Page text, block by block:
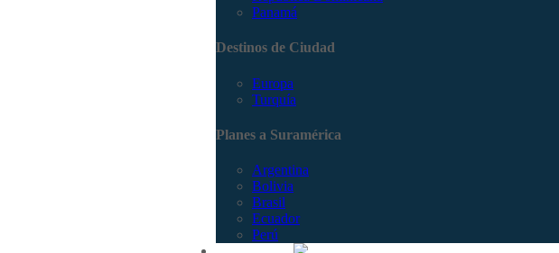
Panamá
Destinos de Ciudad
Europa
Turquía
Planes a Suramérica
Argentina
Bolivia
Brasil
Ecuador
Perú